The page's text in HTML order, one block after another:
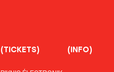
(TICKETS) (INFO)